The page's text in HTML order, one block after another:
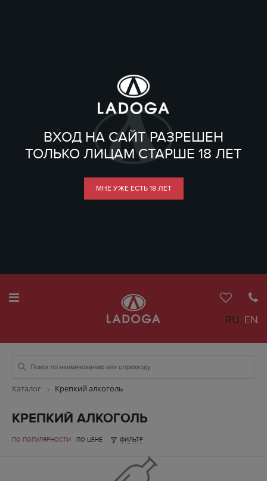
ВХОД НА САЙТ РАЗРЕШЕН
ТОЛЬКО ЛИЦАМ СТАРШЕ 18 ЛЕТ
МНЕ УЖЕ ЕСТЬ 18 ЛЕТ
RU EN
Каталог Крепкий алкоголь
КРЕПКИЙ АЛКОГОЛЬ
ПО ПОПУЛЯРНОСТИ ПО ЦЕНЕ ФИЛЬТР